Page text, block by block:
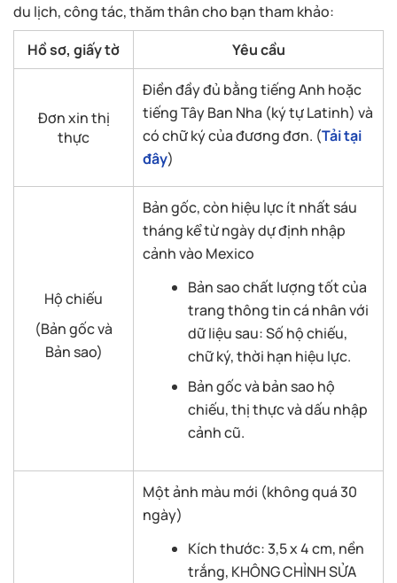
du lịch, công tác, thăm thân cho bạn tham khảo:
Hồ sơ, giấy tờ
Yêu cầu
Đơn xin thị
thực
Điền đầy đủ bằng tiếng Anh hoặc
tiếng Tây Ban Nha (ký tự Latinh) và
có chữ ký của đương đơn. (Tải tại
đây)
Hộ chiếu
(Bản gốc và
Bản sao)
Bản gốc, còn hiệu lực ít nhất sáu
tháng kể từ ngày dự định nhập
cảnh vào Mexico
Bản sao chất lượng tốt của
trang thông tin cá nhân với
dữ liệu sau: Số hộ chiếu,
chữ ký, thời hạn hiệu lực.
Bản gốc và bản sao hộ
chiếu, thị thực và dấu nhập
cảnh cũ.
Một ảnh màu mới (không quá 30
ngày)
Kích thước: 3,5 x 4 cm, nền
trắng, KHÔNG CHỈNH SỬA